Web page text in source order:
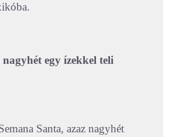
egy ízekkel teli
Santa, azaz nagyhét